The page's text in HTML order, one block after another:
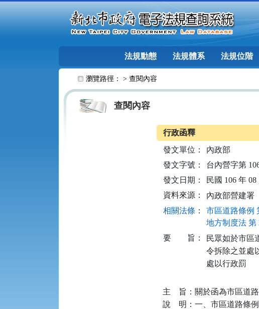
法規動態 法規體系 法規位階
瀏覽路徑： > 查閱內容
查閱內容
行政函釋
發文單位：
內政部
發文字號：
台內營字第
發文日期：
民國 106 年 08
資料來源：
內政部營建署
相關法條 ：
市區道路條例
地方制度法 第
要
旨：
民眾如於市區
令拆除之並處
處以行政罰
主    旨：關於函為市區道
說    明：一、市區道路條